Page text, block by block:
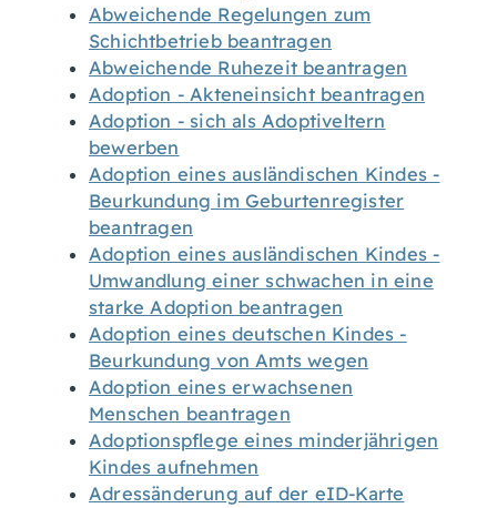
Abweichende Regelungen zum
Schichtbetrieb beantragen
Abweichende Ruhezeit beantragen
Adoption - Akteneinsicht beantragen
Adoption - sich als Adoptiveltern
bewerben
Adoption eines ausländischen Kindes -
Beurkundung im Geburtenregister
beantragen
Adoption eines ausländischen Kindes -
Umwandlung einer schwachen in eine
starke Adoption beantragen
Adoption eines deutschen Kindes -
Beurkundung von Amts wegen
Adoption eines erwachsenen
Menschen beantragen
Adoptionspflege eines minderjährigen
Kindes aufnehmen
Adressänderung auf der eID-Karte